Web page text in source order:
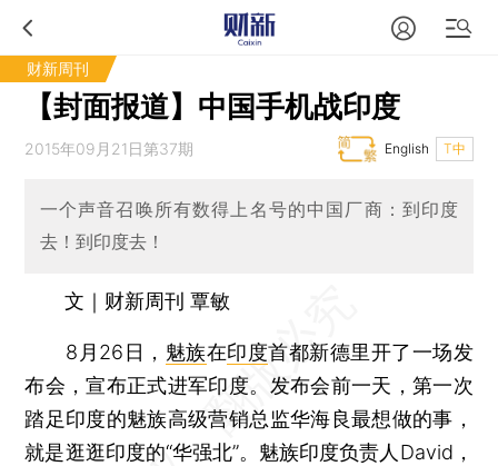
财新周刊
【封面报道】中国手机战印度
2015年09月21日第37期 T中
English
一个声音召唤所有数得上名号的中国厂商：到印度
去！到印度去！
文｜财新周刊 覃敏
8月26日， 魅族在印度首都新德里开了一场发
布会，宣布正式进军印度。发布会前一天，第一次
踏足印度的魅族高级营销总监华海良最想做的事，
就是逛逛印度的“华强北”。魅族印度负责人David，